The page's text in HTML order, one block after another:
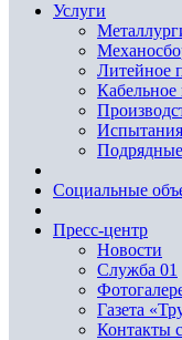
Услуги
Литейное
Кабельное
Социальные
Пресс-центр
Новости
Служба 01
Газета
Контакты